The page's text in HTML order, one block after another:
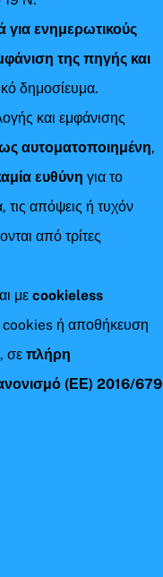
για ενημερωτικούς
της πηγής και
δημοσίευμα.
και εμφάνισης
αυτοματοποιημένη,
ευθύνη για το
τις απόψεις ή τυχόν
από τρίτες
μεcookieless
cookies ή αποθήκευση
σεπλήρη
(ΕΕ) 2016/679